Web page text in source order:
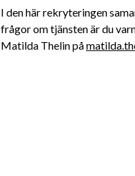
I den här rekryteringen
frågor om tjänsten är du
Matilda Thelin på